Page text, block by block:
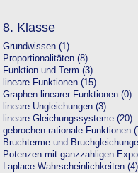
8. Klasse
Grundwissen (1)
Proportionalitäten (8)
Funktion und Term (3)
lineare Funktionen (15)
Graphen linearer Funktionen (0)
lineare Ungleichungen (3)
lineare Gleichungssysteme (20)
gebrochen-rationale Funktionen
Bruchterme und
Potenzen mit ganzzahligen
Laplace-Wahrscheinlichkeiten (4)